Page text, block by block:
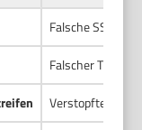
Falsche SSID
Falscher
Verstopfte